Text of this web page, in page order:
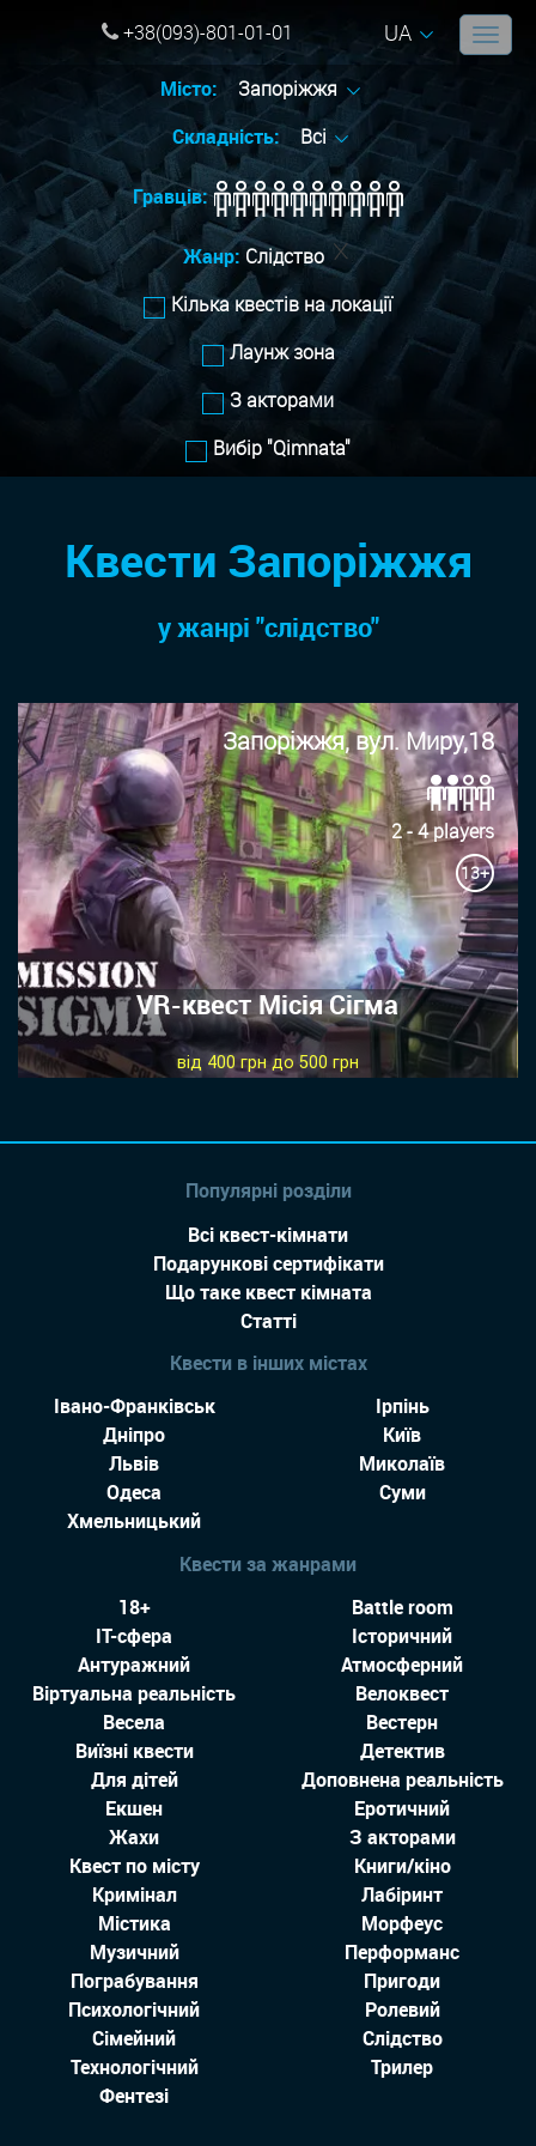
+38(093)-801-01-01 UA
Місто:
Запоріжжя
Складність:
Всі
Гравців:
Жанр: Слідство
Кілька квестів на локації
Лаунж зона
З акторами
Вибір "Qimnata"
Квести Запоріжжя
у жанрi "слідство"
Запоріжжя, вул. Миру,18
2 - 4 players
13+
VR-квест Місія Сігма
від 400 грн до 500 грн
Популярні розділи
Всі квест-кімнати
Подарункові сертифікати
Що таке квест кімната
Статті
Квести в інших містах
Івано-Франківськ
Ірпінь
Дніпро
Київ
Львів
Миколаїв
Одеса
Суми
Хмельницький
Квести за жанрами
18+
Battle room
IT-сфера
Історичний
Антуражний
Атмосферний
Віртуальна реальність
Велоквест
Весела
Вестерн
Виїзні квести
Детектив
Для дітей
Доповнена реальність
Екшен
Еротичний
Жахи
З акторами
Квест по місту
Книги/кіно
Кримінал
Лабіринт
Містика
Морфеус
Музичний
Перформанс
Пограбування
Пригоди
Психологічний
Ролевий
Сімейний
Слідство
Технологiчний
Трилер
Фентезі